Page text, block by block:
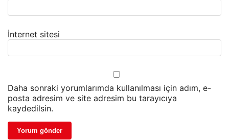
İnternet sitesi
Daha sonraki yorumlarımda kullanılması için adım, e-
posta adresim ve site adresim bu tarayıcıya
kaydedilsin.